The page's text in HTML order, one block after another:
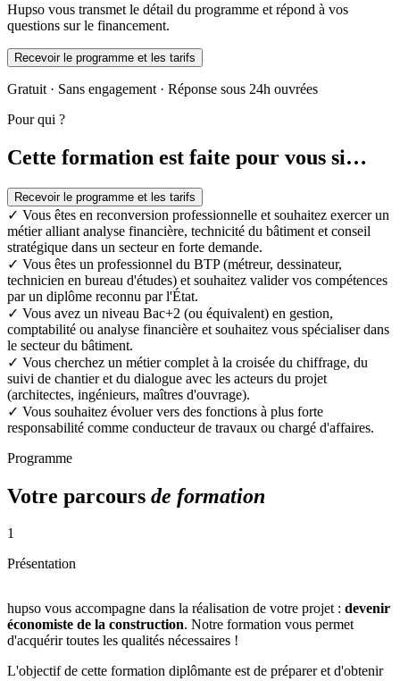
Hupso vous transmet le détail du programme et répond à vos
questions sur le financement.
Recevoir le programme et les tarifs
Gratuit · Sans engagement · Réponse sous 24h ouvrées
Pour qui ?
Cette formation est faite pour vous si…
Recevoir le programme et les tarifs
✓ Vous êtes en reconversion professionnelle et souhaitez exercer un
métier alliant analyse financière, technicité du bâtiment et conseil
stratégique dans un secteur en forte demande.
✓ Vous êtes un professionnel du BTP (métreur, dessinateur,
technicien en bureau d'études) et souhaitez valider vos compétences
par un diplôme reconnu par l'État.
✓ Vous avez un niveau Bac+2 (ou équivalent) en gestion,
comptabilité ou analyse financière et souhaitez vous spécialiser dans
le secteur du bâtiment.
✓ Vous cherchez un métier complet à la croisée du chiffrage, du
suivi de chantier et du dialogue avec les acteurs du projet
(architectes, ingénieurs, maîtres d'ouvrage).
✓ Vous souhaitez évoluer vers des fonctions à plus forte
responsabilité comme conducteur de travaux ou chargé d'affaires.
Programme
Votre parcours de formation
1
Présentation
hupso vous accompagne dans la réalisation de votre projet : devenir
économiste de la construction. Notre formation vous permet
d'acquérir toutes les qualités nécessaires !
L'objectif de cette formation diplômante est de préparer et d'obtenir